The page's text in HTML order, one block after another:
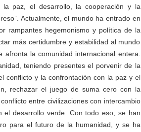
paz, el desarrollo, la cooperación y la
Actualmente, el mundo ha entrado en
rampantes hegemonismo y política de la
más certidumbre y estabilidad al mundo
la comunidad internacional entera.
teniendo presentes el porvenir de la
conflicto y la confrontación con la paz y el
rechazar el juego de suma cero con la
entre civilizaciones con intercambio
el desarrollo verde. Con todo eso, se han
para el futuro de la humanidad, y se ha